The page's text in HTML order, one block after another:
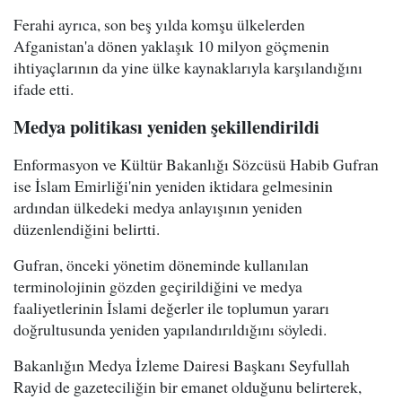
Ferahi ayrıca, son beş yılda komşu ülkelerden
Afganistan'a dönen yaklaşık 10 milyon göçmenin
ihtiyaçlarının da yine ülke kaynaklarıyla karşılandığını
ifade etti.
Medya politikası yeniden şekillendirildi
Enformasyon ve Kültür Bakanlığı Sözcüsü Habib Gufran
ise İslam Emirliği'nin yeniden iktidara gelmesinin
ardından ülkedeki medya anlayışının yeniden
düzenlendiğini belirtti.
Gufran, önceki yönetim döneminde kullanılan
terminolojinin gözden geçirildiğini ve medya
faaliyetlerinin İslami değerler ile toplumun yararı
doğrultusunda yeniden yapılandırıldığını söyledi.
Bakanlığın Medya İzleme Dairesi Başkanı Seyfullah
Rayid de gazeteciliğin bir emanet olduğunu belirterek,